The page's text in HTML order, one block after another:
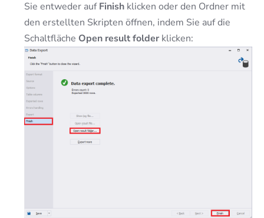
Sie entweder aufFinish klicken oder den Ordner mit
den erstellten Skripten öffnen, indem Sie auf die
Schaltfläche Open result folder klicken: